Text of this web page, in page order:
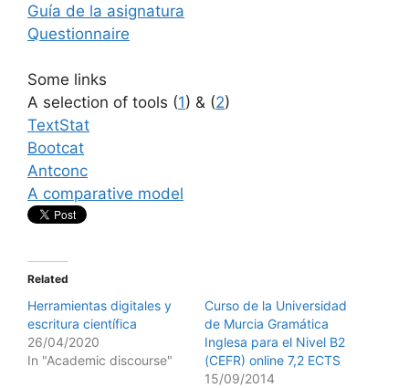
Guía de la asignatura
Questionnaire
Some links
A selection of tools (1) & (2)
TextStat
Bootcat
Antconc
A comparative model
Related
Herramientas digitales y
escritura científica
26/04/2020
In "Academic discourse"
Curso de la Universidad
de Murcia Gramática
Inglesa para el Nivel B2
(CEFR) online 7,2 ECTS
15/09/2014